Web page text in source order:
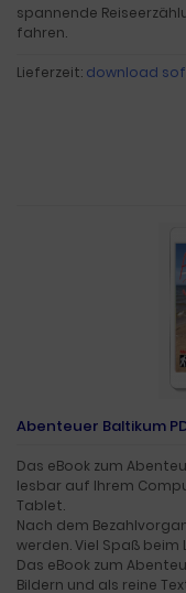
spannende
fahren.
Lieferzeit: download
Abenteuer Baltikum
Das eBook zum
lesbar auf Ihrem
Tablet.
Nach dem
werden. Viel Spaß beim
Das eBook zum
Bildern und als reine